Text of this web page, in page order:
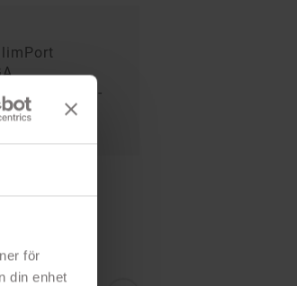
för
din enhet
SlimPort-